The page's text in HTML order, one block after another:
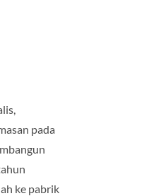
pada
ke pabrik